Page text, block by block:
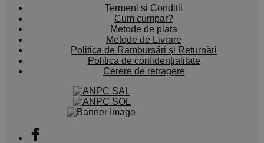
Termeni si Conditii
Cum cumpar?
Metode de plata
Metode de Livrare
Politica de Rambursări și Returnări
Politica de confidențialitate
Cerere de retragere